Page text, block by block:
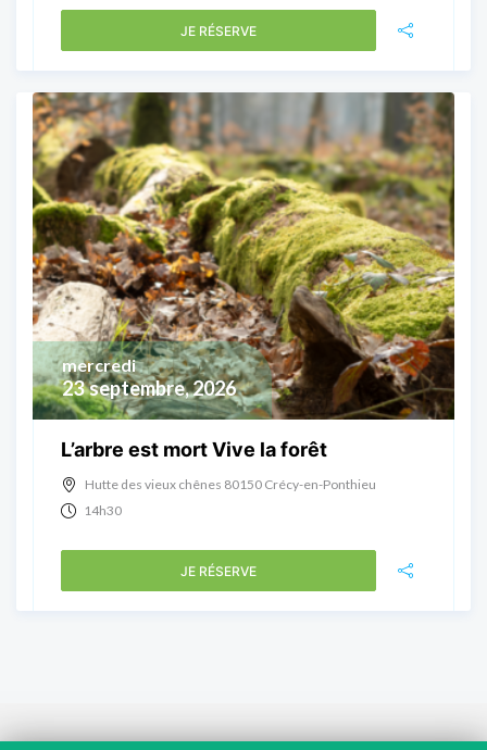
JE RÉSERVE
23 septembre, 2026
mercredi
L’arbre est mort Vive la forêt
Hutte des vieux chênes 80150 Crécy-en-Ponthieu
14h30
JE RÉSERVE